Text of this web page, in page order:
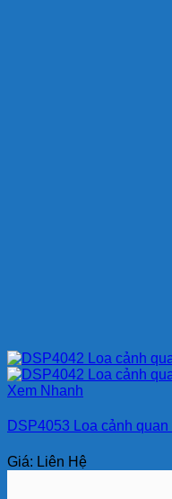
Xem Nhanh
DSP4053 Loa cảnh
Giá: Liên Hệ